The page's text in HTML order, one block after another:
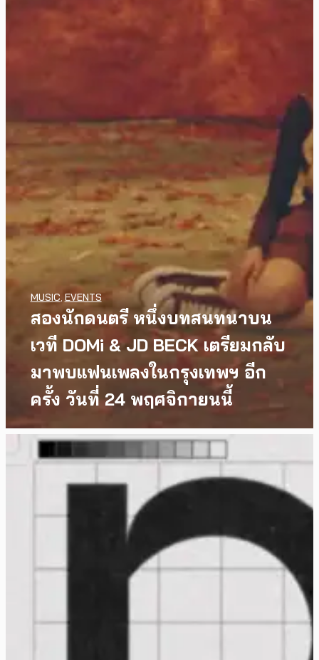
สองนักดนตรี หนึ่งบทสนทนาบน
เวที DOMi & JD BECK เตรียมกลับ
มาพบแฟนเพลงในกรุงเทพฯ อีก
ครั้ง วันที่ 24 พฤศจิกายนนี้
MUSIC EVENTS